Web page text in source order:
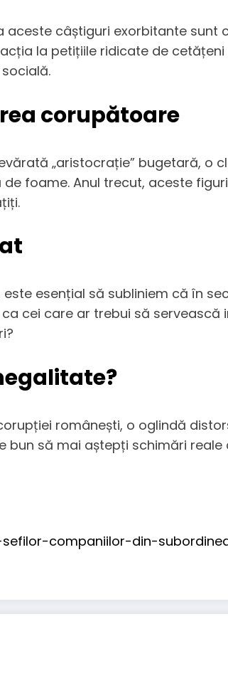
câștiguri exorbitante sunt
la petițiile ridicate de
corupătoare
„aristocrație” bugetară, o
foame. Anul trecut, aceste
esențial să subliniem că în
cei care ar trebui să
românești, o oglindă
bun să mai aștepți schimări
companiilor-din-